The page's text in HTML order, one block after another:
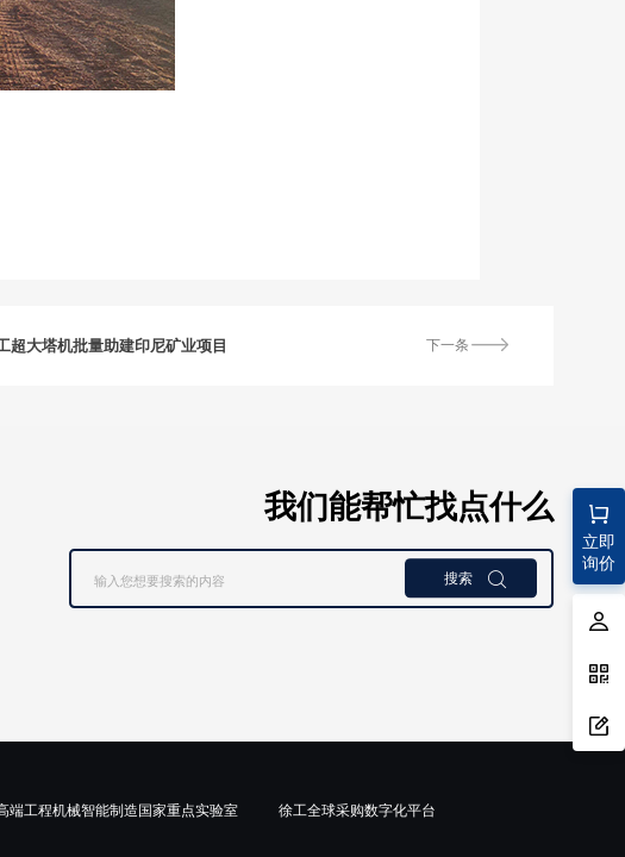
下一条
超大塔机批量助建印尼矿业项目
立即
询价
我们能帮忙找点什么
搜索 
端工程机械智能制造国家重点实验室 徐工全球采购数字化平台